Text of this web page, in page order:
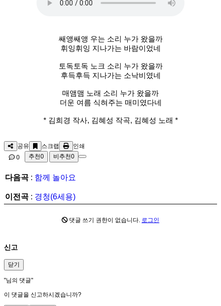
쌔앵쌔앵 우는 소리 누가 왔을까
휘잉휘잉 지나가는 바람이었네
토독토독 노크 소리 누가 왔을까
후득후득 지나가는 소낙비였네
매앰맴 노래 소리 누가 왔을까
더운 여름 식혀주는 매미였다네
* 김희경 작사, 김혜성 작곡, 김혜성 노래 *
공유 스크랩
인쇄
0
추천0 비추천0
다음곡 : 함께 놀아요
이전곡 : 경청(6세용)
댓글 쓰기 권한이 없습니다. 로그인
신고
닫기
"님의 댓글"
이 댓글을 신고하시겠습니까?